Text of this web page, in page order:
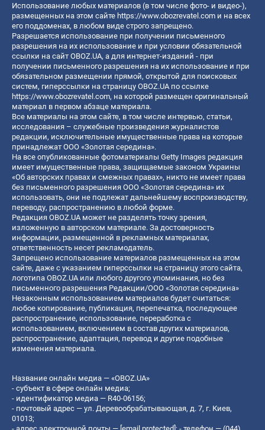
Использование любых материалов (в том числе фото- и видео-),
размещенных на этом сайте https://www.obozrevatel.com и на всех
его поддоменах, в любом виде строго запрещено.
Разрешается использование при получении письменного
разрешения на их использование и при условии обязательной
ссылки на сайт OBOZ.UA, а для интернет-изданий - при
получении письменного разрешения на их использование и при
обязательном размещении прямой, открытой для поисковых
систем, гиперссылки на страницу OBOZ.UA по ссылке
https://www.obozrevatel.com, на которой размещен оригинальный
материал в первом абзаце материала.
Все материалы на этом сайте, в том числе интервью, статьи,
исследования – служебные произведения журналистов
редакции, исключительные имущественные права на которые
принадлежат ООО «Золотая середина».
На все опубликованные фотоматериалы Getty Images редакция
имеет имущественные права, защищаемые законом Украины
«Об авторских правах и смежных правах», никто не имеет права
без письменного разрешения ООО «Золотая середина» их
использовать, они не подлежат дальнейшему воспроизводству,
переводу, распространению в любой форме.
Редакция OBOZ.UA может не разделять точку зрения,
изложенную в авторском материале. За достоверность
информации, размещенной в рекламных материалах,
ответственность несет рекламодатель.
Запрещено использование материалов размещенных на этом
сайте, даже с указанием гиперссылки на страницу этого сайта,
логотипа OBOZ.UA или любого другого упоминания, но без
письменного разрешения Редакции/ООО «Золотая середина»
Незаконным использованием материалов будет считаться:
любое копирование, публикация, перепечатка, последующее
распространение, использование, переработка с
использованием, включением в состав других материалов,
распространение, адаптация, перевод и другие подобные
изменения материала.
Название онлайн медиа — «OBOZ.UA»
- субъект в сфере онлайн медиа;
- идентификатор медиа — R40-06156;
- почтовый адрес — ул. Деревообрабатывающая, д. 7, г. Киев,
01013;